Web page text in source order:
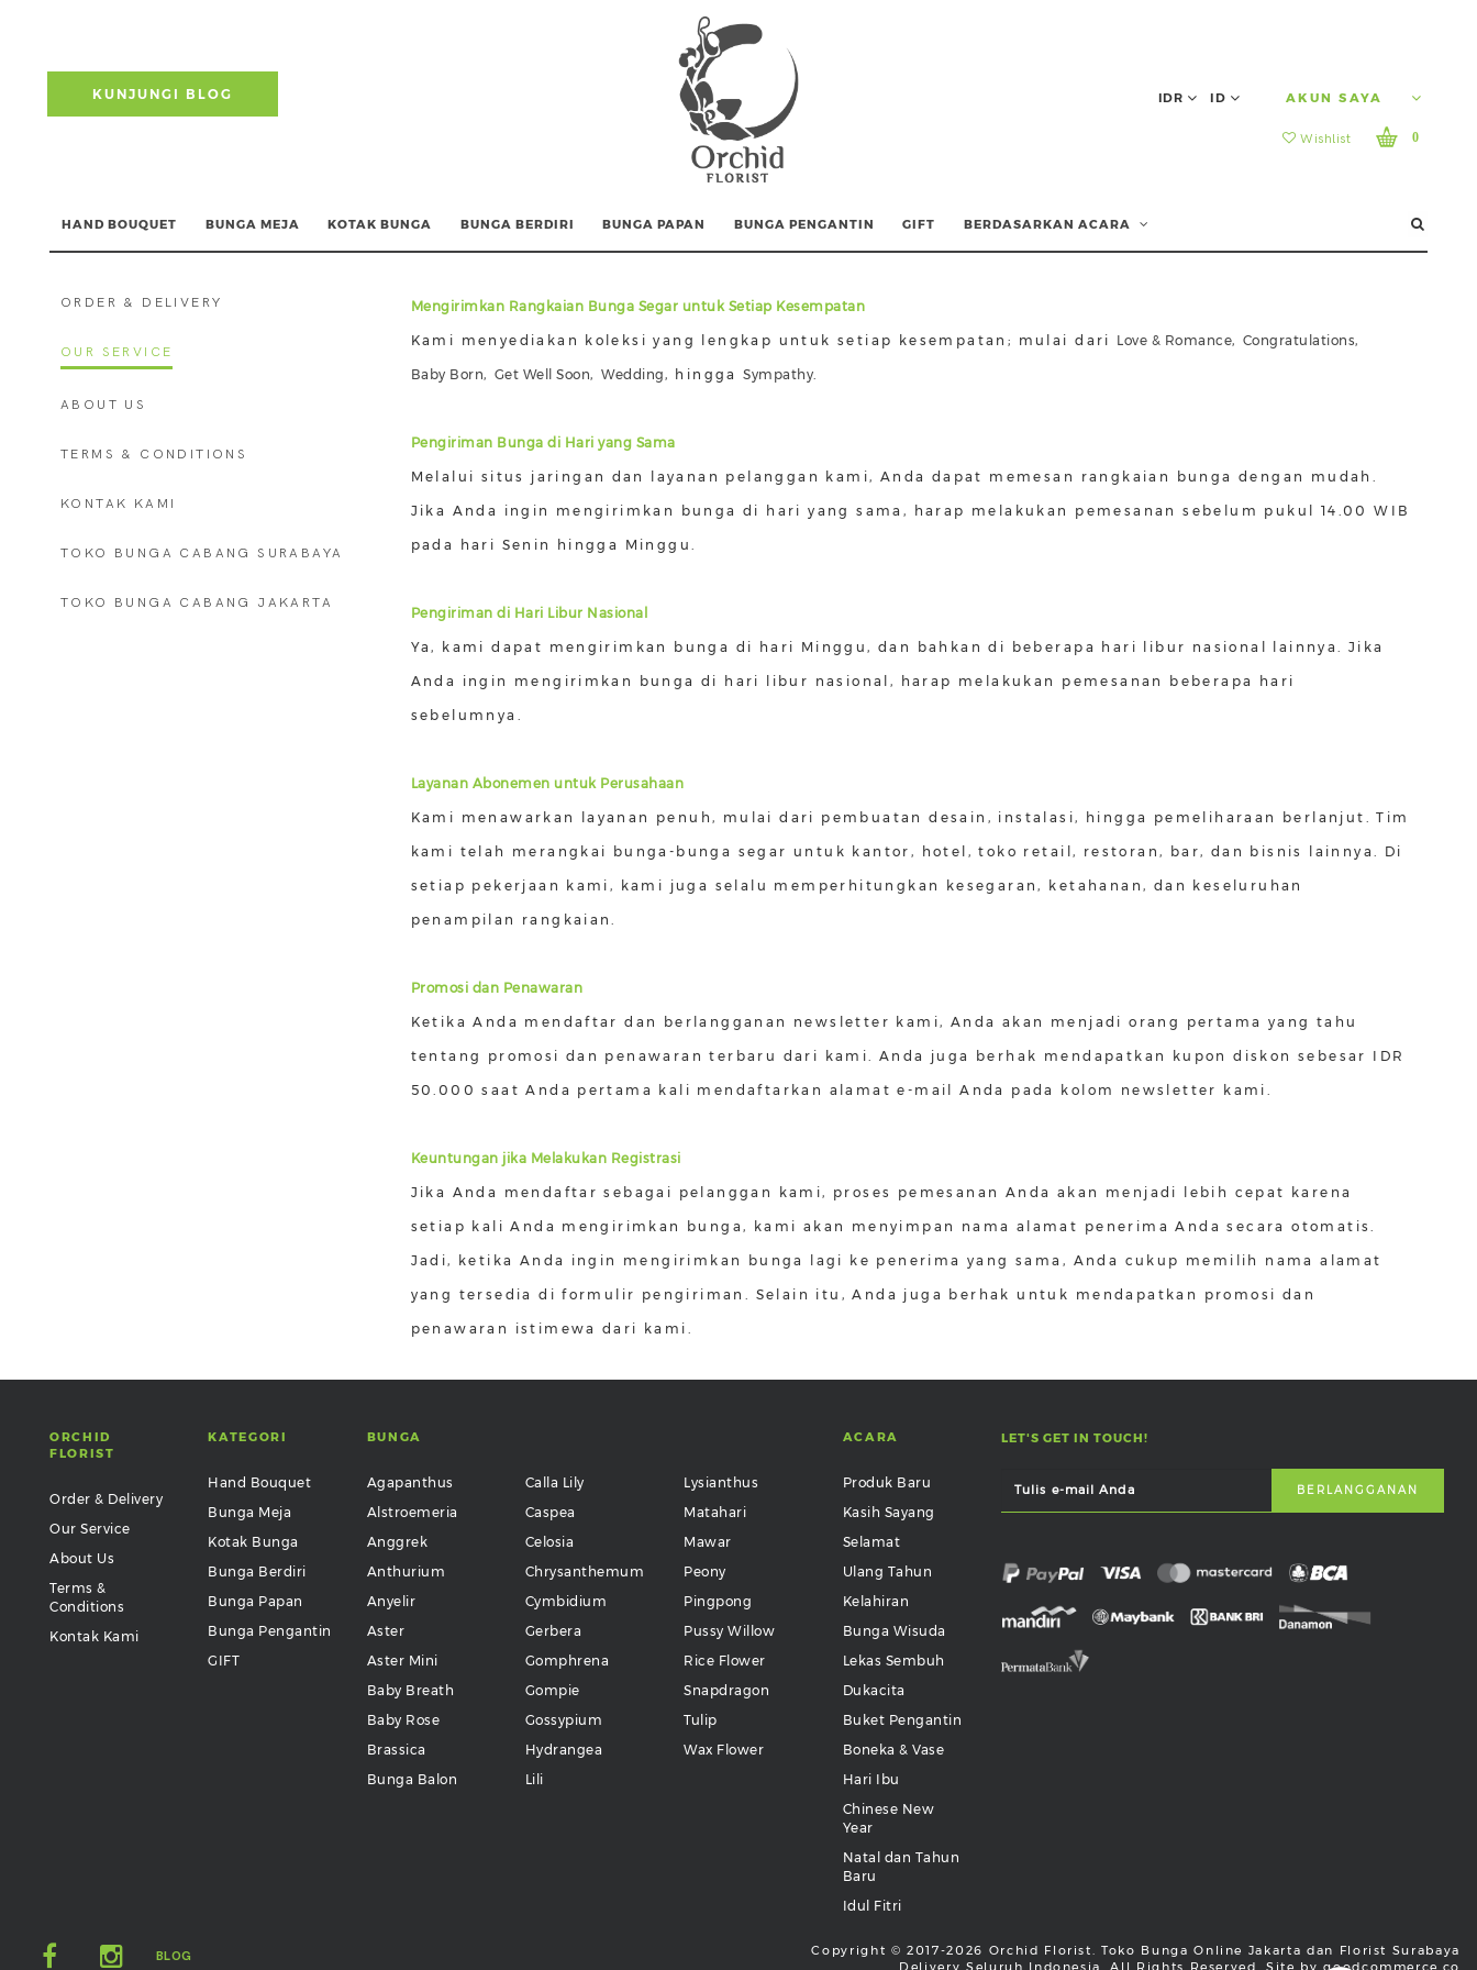
KUNJUNGI BLOG IDR ID AKUN SAYA
Wishlist 0
HAND BOUQUET BUNGA MEJA KOTAK BUNGA BUNGA BERDIRI BUNGA PAPAN BUNGA PENGANTIN GIFT BERDASARKAN ACARA
ORDER & DELIVERY
OUR SERVICE
ABOUT US
TERMS & CONDITIONS
KONTAK KAMI
TOKO BUNGA CABANG SURABAYA
TOKO BUNGA CABANG JAKARTA
Mengirimkan Rangkaian Bunga Segar untuk Setiap Kesempatan
Kami menyediakan koleksi yang lengkap untuk setiap kesempatan; mulai dari Love & Romance, Congratulations,
Baby Born, Get Well Soon,Wedding, hinggaSympathy
Pengiriman Bunga di Hari yang Sama
Melalui situs jaringan dan layanan pelanggan kami, Anda dapat memesan rangkaian bunga dengan mudah.
Jika Anda ingin mengirimkan bunga di hari yang sama, harap melakukan pemesanan sebelum pukul 14.00 WIB
pada hari Senin hingga Minggu.
Pengiriman di Hari Libur Nasional
Ya, kami dapat mengirimkan bunga di hari Minggu, dan bahkan di beberapa hari libur nasional lainnya. Jika
Anda ingin mengirimkan bunga di hari libur nasional, harap melakukan pemesanan beberapa hari
sebelumnya.
Layanan Abonemen untuk Perusahaan
Kami menawarkan layanan penuh, mulai dari pembuatan desain, instalasi, hingga pemeliharaan berlanjut. Tim
kami telah merangkai bunga-bunga segar untuk kantor, hotel, toko retail, restoran, bar, dan bisnis lainnya. Di
setiap pekerjaan kami, kami juga selalu memperhitungkan kesegaran, ketahanan, dan keseluruhan
penampilan rangkaian.
Promosi dan Penawaran
Ketika Anda mendaftar dan berlangganan newsletter kami, Anda akan menjadi orang pertama yang tahu
tentang promosi dan penawaran terbaru dari kami. Anda juga berhak mendapatkan kupon diskon sebesar IDR
50.000 saat Anda pertama kali mendaftarkan alamat e-mail Anda pada kolom newsletter kami.
Keuntungan jika Melakukan Registrasi
Jika Anda mendaftar sebagai pelanggan kami, proses pemesanan Anda akan menjadi lebih cepat karena
setiap kali Anda mengirimkan bunga, kami akan menyimpan nama alamat penerima Anda secara otomatis.
Jadi, ketika Anda ingin mengirimkan bunga lagi ke penerima yang sama, Anda cukup memilih nama alamat
yang tersedia di formulir pengiriman. Selain itu, Anda juga berhak untuk mendapatkan promosi dan
penawaran istimewa dari kami.
ORCHID
FLORIST
Order & Delivery
Our Service
About Us
Terms &
Conditions
Kontak Kami
KATEGORI
Hand Bouquet
Bunga Meja
Kotak Bunga
Bunga Berdiri
Bunga Papan
Bunga Pengantin
GIFT
BUNGA
Agapanthus
Alstroemeria
Anggrek
Anthurium
Anyelir
Aster
Aster Mini
Baby Breath
Baby Rose
Brassica
Bunga Balon
Calla Lily
Caspea
Celosia
Chrysanthemum
Cymbidium
Gerbera
Gomphrena
Gompie
Gossypium
Hydrangea
Lili
Lysianthus
Matahari
Mawar
Peony
Pingpong
Pussy Willow
Rice Flower
Snapdragon
Tulip
Wax Flower
ACARA
Produk Baru
Kasih Sayang
Selamat
Ulang Tahun
Kelahiran
Bunga Wisuda
Lekas Sembuh
Dukacita
Buket Pengantin
Boneka & Vase
Hari Ibu
Chinese New
Year
Natal dan Tahun
Baru
Idul Fitri
LET'S GET IN TOUCH!
BLOG
Copyright © 2017-2026 Orchid Florist. Toko Bunga Online Jakarta dan Florist Surabaya
Delivery Seluruh Indonesia. All Rights Reserved. Site bygoodcommerce.co